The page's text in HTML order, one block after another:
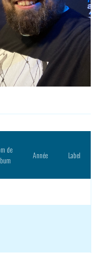
de
Année Label